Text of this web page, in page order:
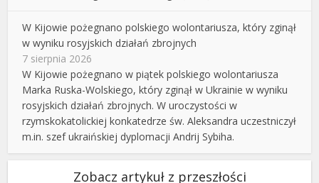
W Kijowie pożegnano polskiego wolontariusza, który zginął
w wyniku rosyjskich działań zbrojnych
7 sierpnia 2026
W Kijowie pożegnano w piątek polskiego wolontariusza
Marka Ruska-Wolskiego, który zginął w Ukrainie w wyniku
rosyjskich działań zbrojnych. W uroczystości w
rzymskokatolickiej konkatedrze św. Aleksandra uczestniczył
m.in. szef ukraińskiej dyplomacji Andrij Sybiha.
Zobacz artykuł z przeszłości